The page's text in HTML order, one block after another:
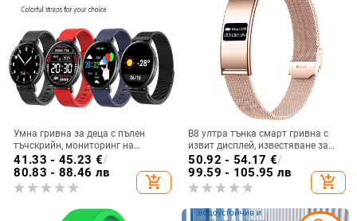
Умна гривна за деца с пълен
тъчскрийн, мониторинг на
сърдечен ритъм и кръвно
налягане, водоустойчива,
Bluetooth, живот на батерията 7–
14 дни
41.33 - 45.23 €/
80.83 - 88.46 лв
add_shopping_cart
B8 ултра тънка смарт гривна с
извит дисплей, известяване за
повикване, крачкомер,
мониторинг на здравето и съня,
моден дизайн за мъже и жени
50.92 - 54.17 €/
99.59 - 105.95 лв
add_shopping_cart